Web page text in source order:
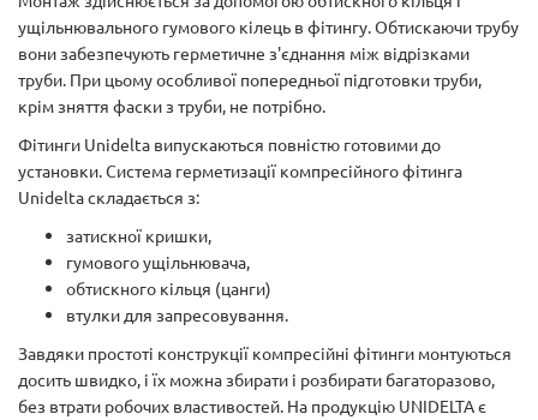
ущільнювального гумового кілець в фітингу. Обтискаючи трубу
вони забезпечують герметичне з'єднання між відрізками
труби. При цьому особливої попередньої підготовки труби,
крім зняття фаски з труби, не потрібно.
Фітинги Unidelta випускаються повністю готовими до
установки. Система герметизації компресійного фітинга
Unidelta складається з:
затискної кришки,
гумового ущільнювача,
обтискного кільця (цанги)
втулки для запресовування.
Завдяки простоті конструкції компресійні фітинги монтуються
досить швидко, і їх можна збирати і розбирати багаторазово,
без втрати робочих властивостей. На продукцію UNIDELTA є